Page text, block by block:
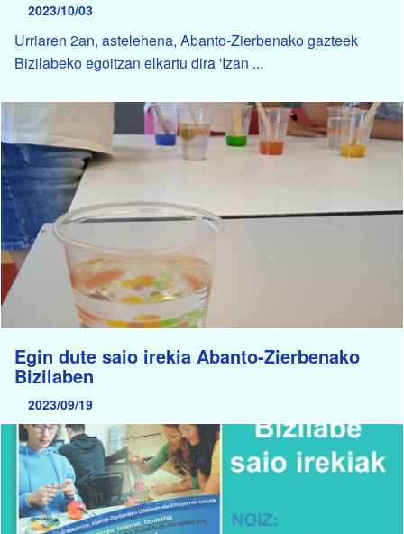
2023/10/03
Urriaren 2an, astelehena, Abanto-Zierbenako gazteek
Bizilabeko egoitzan elkartu dira 'Izan ...
Egin dute saio irekia Abanto-Zierbenako
Bizilaben
2023/09/19